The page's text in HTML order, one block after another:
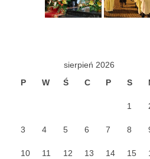
Pasterka 2019
Uroczystość Św.
Boże Ciało – 20
Pierwsza Komunia
Imieniny Ks Kanonika
sierpień 2026
P
W Ś C P S
1
3 4 5 6 7 8
10 11 12 13 14 15